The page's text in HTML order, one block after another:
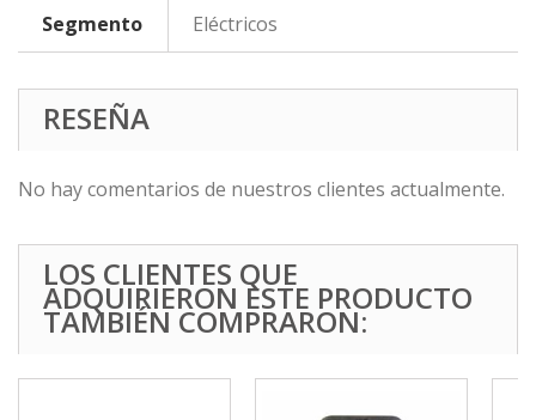
Segmento Eléctricos
RESEÑA
No hay comentarios de nuestros clientes actualmente.
LOS CLIENTES QUE
ADQUIRIERON ESTE PRODUCTO
TAMBIÉN COMPRARON: